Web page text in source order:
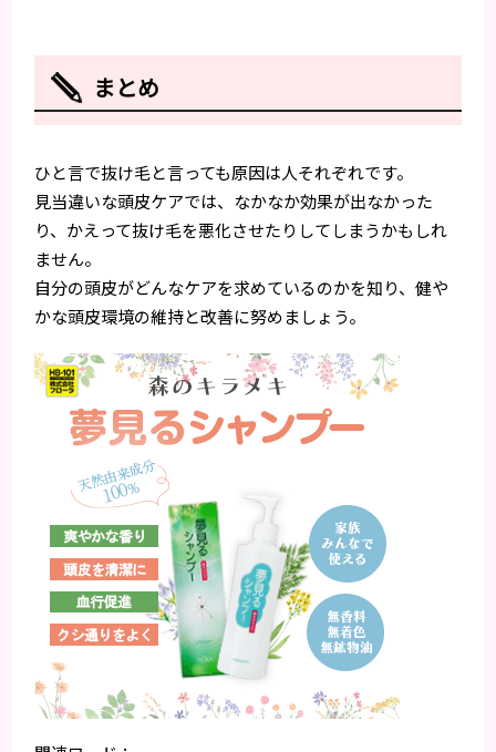
まとめ
ひと言で抜け毛と言っても原因は人それぞれです。
見当違いな頭皮ケアでは、なかなか効果が出なかった
り、かえって抜け毛を悪化させたりしてしまうかもしれ
ません。
自分の頭皮がどんなケアを求めているのかを知り、健や
かな頭皮環境の維持と改善に努めましょう。